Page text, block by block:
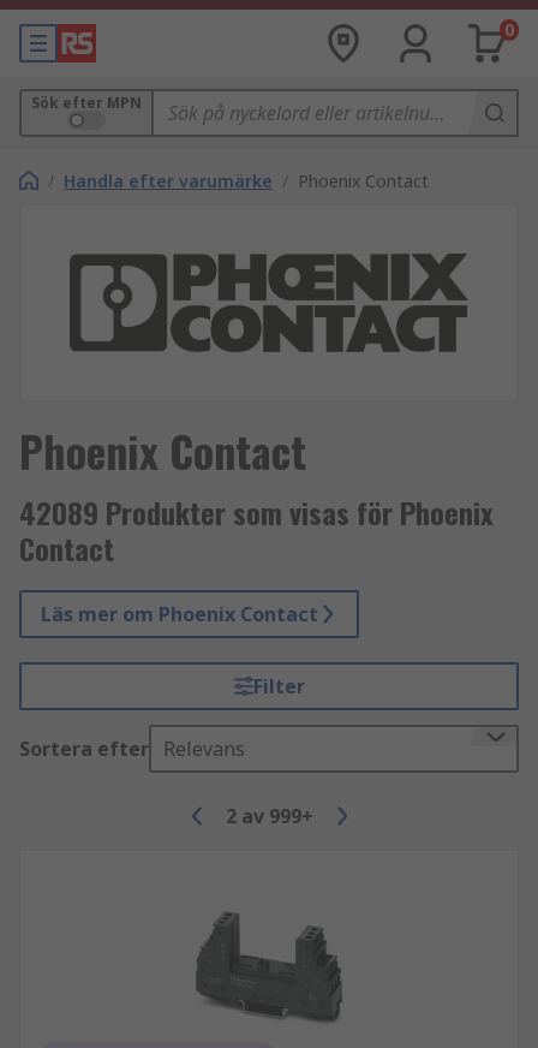
0
Sök efter MPN
/ Handla efter varumärke / Phoenix Contact
Phoenix Contact
42089 Produkter som visas för Phoenix
Contact
Läs mer om Phoenix Contact
Filter
Sortera efter Relevans
2 av 999+